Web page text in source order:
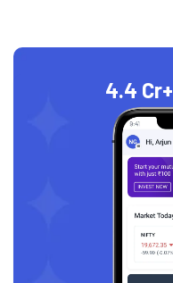
4.4 Cr+